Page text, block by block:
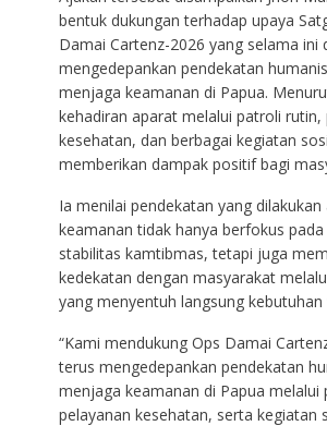
bentuk dukungan terhadap upaya
Damai Cartenz-2026 yang selama ini
mengedepankan pendekatan
menjaga keamanan di Papua.
kehadiran aparat melalui patroli rutin,
kesehatan, dan berbagai kegiatan
memberikan dampak positif bagi
Ia menilai pendekatan yang
keamanan tidak hanya berfokus
stabilitas kamtibmas, tetapi juga
kedekatan dengan masyarakat
yang menyentuh langsung kebutuhan
“Kami mendukung Ops Damai
terus mengedepankan pendekatan
menjaga keamanan di Papua melalui
pelayanan kesehatan, serta kegiatan